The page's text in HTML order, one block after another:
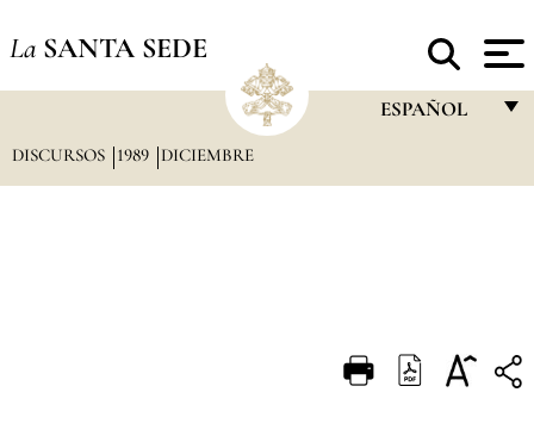
La SANTA SEDE
ESPAÑOL
DEUTSCH
DISCURSOS 1989 DICIEMBRE